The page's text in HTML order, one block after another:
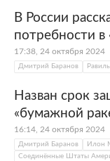
В России
потребности в
17:38, 24 октября 2024
Дмитрий Баранов
Назван срок
«бумажной
16:14, 24 октября 2024
Дмитрий Баранов Илон
Соединённые Штаты